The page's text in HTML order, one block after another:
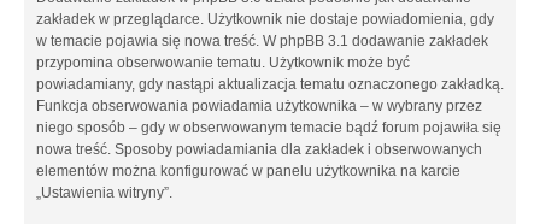
zakładek w przeglądarce. Użytkownik nie dostaje powiadomienia, gdy
w temacie pojawia się nowa treść. W phpBB 3.1 dodawanie zakładek
przypomina obserwowanie tematu. Użytkownik może być
powiadamiany, gdy nastąpi aktualizacja tematu oznaczonego zakładką.
Funkcja obserwowania powiadamia użytkownika – w wybrany przez
niego sposób – gdy w obserwowanym temacie bądź forum pojawiła się
nowa treść. Sposoby powiadamiania dla zakładek i obserwowanych
elementów można konfigurować w panelu użytkownika na karcie
„Ustawienia witryny”.